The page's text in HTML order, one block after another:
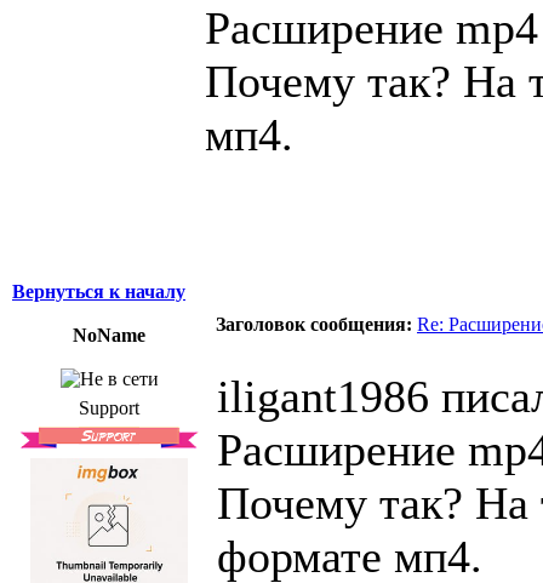
Расширение
Почему так? На
мп4.
Вернуться к началу
NoName
Заголовок сообщения: Re:
Support
iligant1986
Расширение
Почему так? На
формате мп4.